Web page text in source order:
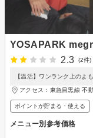
YOSAPARK
2.3
(2件)
【温活】ワンランク上のよ
アクセス：東急目黒線 不
ポイントが貯まる・使える
メニュー別参考価格